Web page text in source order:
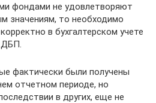
фондами не удовлетворяют
значениям, то необходимо
в бухгалтерском учете
фактически были получены
отчетном периоде, но
в других, еще не